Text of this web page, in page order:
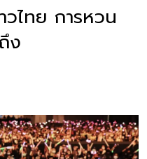
ไทย การหวน
ง